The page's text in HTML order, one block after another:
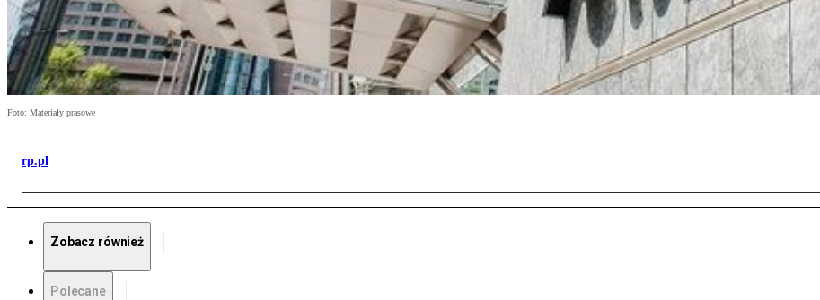
Foto: Materiały prasowe
rp.pl
Zobacz również
Polecane